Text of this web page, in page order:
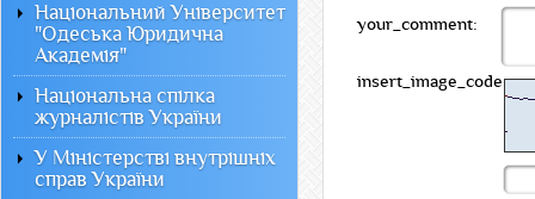
your_comment:
insert_image_code:
Національний Університет
"Одеська Юридична
Академія"
Національна спілка
журналістів України
У Міністерстві внутрішніх
справ України